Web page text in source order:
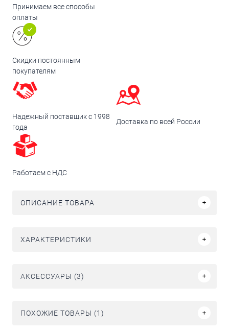
Принимаем все способы
оплаты
Скидки постоянным
покупателям
Надежный поставщик с 1998
года
Доставка по всей России
Работаем с НДС
ОПИСАНИЕ ТОВАРА
ХАРАКТЕРИСТИКИ
АКСЕССУАРЫ (3)
ПОХОЖИЕ ТОВАРЫ (1)